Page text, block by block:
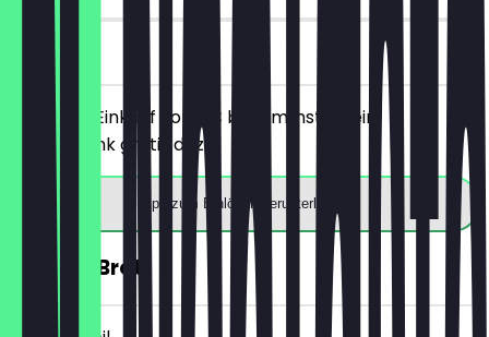
vor Ort
Ab einem Einkauf von 5€ bekommst du ein
Heißgetränk gratis dazu.
App zum Einlösen herunterladen
30% auf Brot